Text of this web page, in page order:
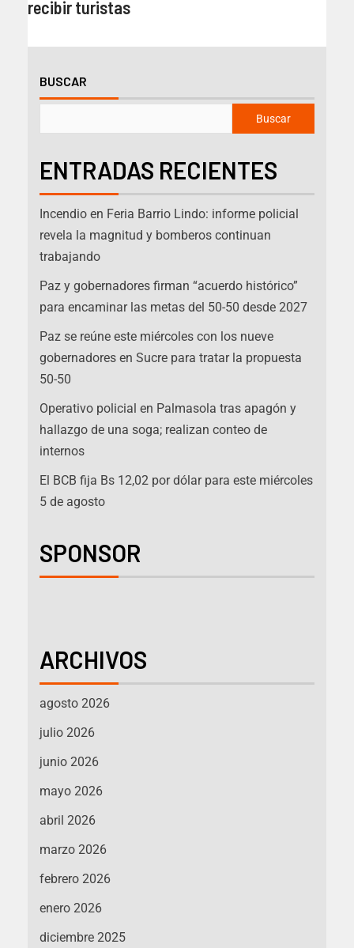
recibir turistas
BUSCAR
Buscar
ENTRADAS RECIENTES
Incendio en Feria Barrio Lindo: informe policial
revela la magnitud y bomberos continuan
trabajando
Paz y gobernadores firman “acuerdo histórico”
para encaminar las metas del 50-50 desde 2027
Paz se reúne este miércoles con los nueve
gobernadores en Sucre para tratar la propuesta
50-50
Operativo policial en Palmasola tras apagón y
hallazgo de una soga; realizan conteo de
internos
El BCB fija Bs 12,02 por dólar para este miércoles
5 de agosto
SPONSOR
ARCHIVOS
agosto 2026
julio 2026
junio 2026
mayo 2026
abril 2026
marzo 2026
febrero 2026
enero 2026
diciembre 2025